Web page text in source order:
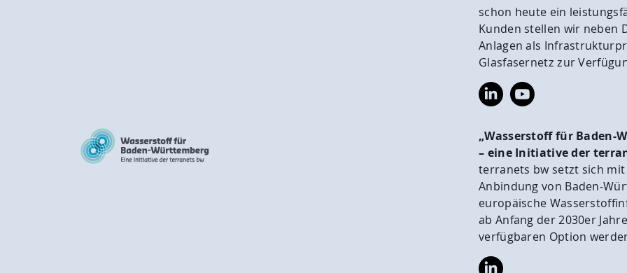
schon heute ein
Kunden stellen wir neben
Anlagen als
Glasfasernetz zur
https://
bw-
https://
„Wasserstoff für Baden-
– eine Initiative der
terranets bw setzt sich
Anbindung von Baden-
europäische
ab Anfang der 2030er
verfügbaren Option
https://www.linkedin.com/